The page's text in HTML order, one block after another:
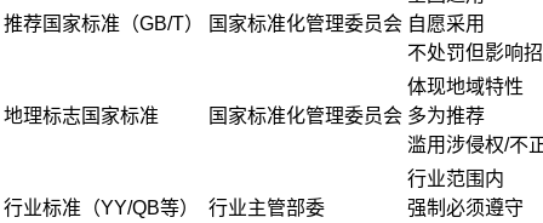
推荐国家标准（GB/T） 国家标准化管理委员会 自愿采用
不处罚但影响
地理标志国家标准 国家标准化管理委员会
体现地域特性
多为推荐
滥用涉侵权/不
行业标准（YY/QB等） 行业主管部委
行业范围内
强制必须遵守